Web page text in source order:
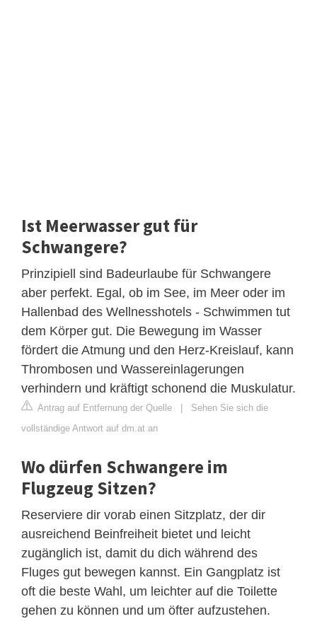
Ist Meerwasser gut für
Schwangere?
Prinzipiell sind Badeurlaube für Schwangere
aber perfekt. Egal, ob im See, im Meer oder im
Hallenbad des Wellnesshotels - Schwimmen tut
dem Körper gut. Die Bewegung im Wasser
fördert die Atmung und den Herz-Kreislauf, kann
Thrombosen und Wassereinlagerungen
verhindern und kräftigt schonend die Muskulatur.
Antrag auf Entfernung der Quelle | Sehen Sie sich die
vollständige Antwort auf dm.at an
Wo dürfen Schwangere im
Flugzeug Sitzen?
Reserviere dir vorab einen Sitzplatz, der dir
ausreichend Beinfreiheit bietet und leicht
zugänglich ist, damit du dich während des
Fluges gut bewegen kannst. Ein Gangplatz ist
oft die beste Wahl, um leichter auf die Toilette
gehen zu können und um öfter aufzustehen.